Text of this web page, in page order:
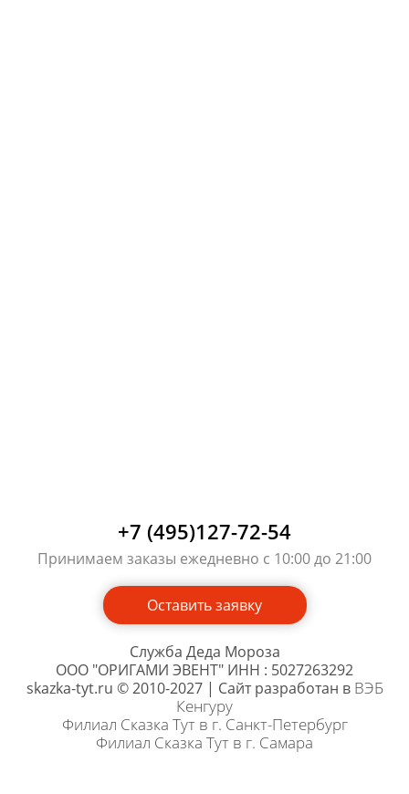
Служба Деда Мороза
ООО "ОРИГАМИ ЭВЕНТ" ИНН : 5027263292
skazka-tyt.ru © 2010-2027 | Сайт разработан в ВЭБ
Кенгуру
Филиал Сказка Тут в г. Санкт-Петербург
Филиал Сказка Тут в г. Самара
+7 (495)127-72-54
Принимаем заказы ежедневно с 10:00 до 21:00
Оставить заявку